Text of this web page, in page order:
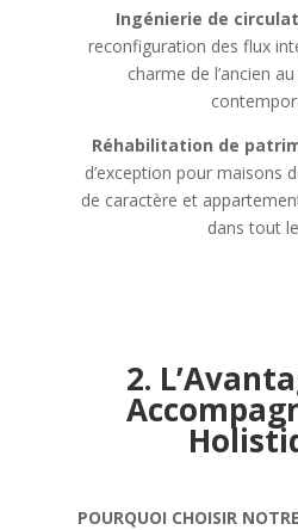
Ingénierie de
reconfiguration des flux
charme de l’ancien
Réhabilitation de
d’exception pour maisons
de caractère et
dans tout le
2.
POURQUOI CHOISIR